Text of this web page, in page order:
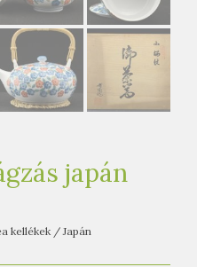
japán
kellékek / Japán